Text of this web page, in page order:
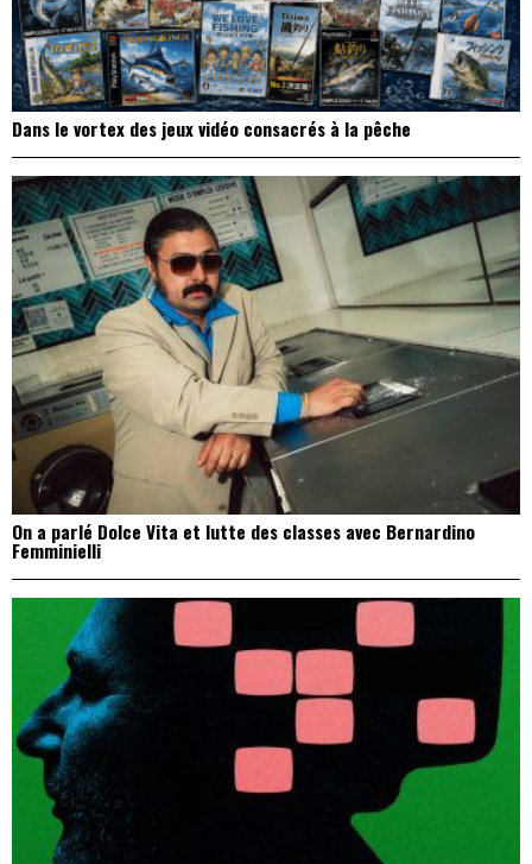
Dans le vortex des jeux vidéo consacrés à la pêche
On a parlé Dolce Vita et lutte des classes avec Bernardino
Femminielli